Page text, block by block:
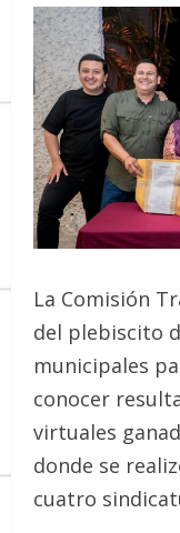
La Comisión
del plebiscito
municipales
conocer
virtuales
donde se
cuatro